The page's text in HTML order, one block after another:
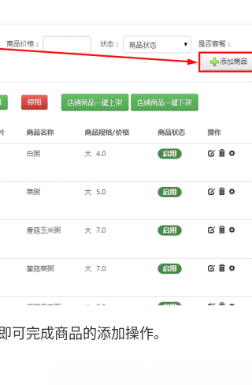
可完成商品的添加操作。